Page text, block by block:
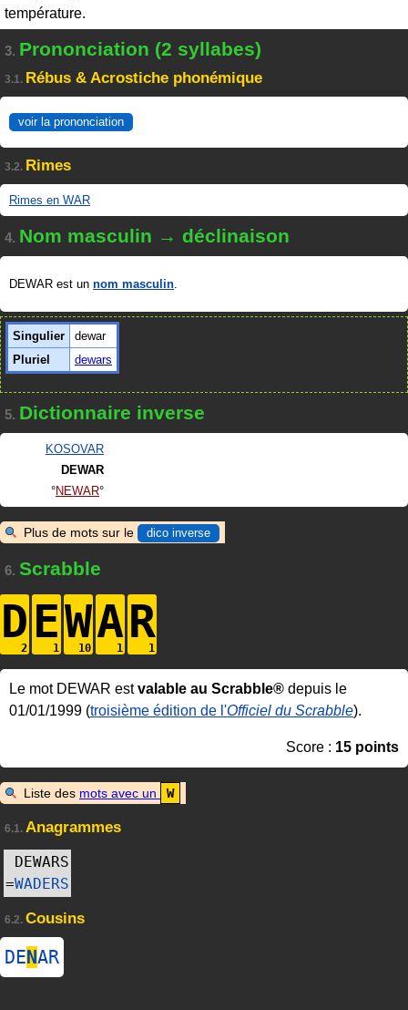
température.
3. Prononciation (2 syllabes)
3.1. Rébus & Acrostiche phonémique
voir la prononciation
3.2. Rimes
Rimes en WAR
4. Nom masculin → déclinaison
DEWAR est un nom masculin.
Singulier
dewar
Pluriel
dewars
5. Dictionnaire inverse
KOSOVAR
DEWAR
NEWAR
Plus de mots sur le dico inverse
6. Scrabble
DEWAR
Le mot DEWAR estvalable au Scrabble® depuis le
01/01/1999 (troisième édition de l'Officiel du Scrabble).
Score : 15 points
Liste des mots avec un W
6.1. Anagrammes
DEWARS
=WADERS
6.2. Cousins
DENAR